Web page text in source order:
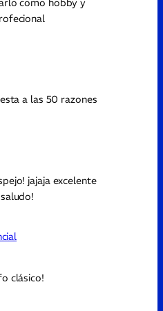
a las 50 razones
jajaja excelente
clásico!